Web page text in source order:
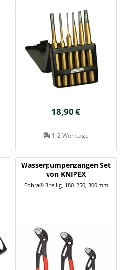
18,90 €
1-2 Werktage
Wasserpumpenzangen Set
von KNIPEX
Cobra® 3 teilig, 180, 250, 300 mm